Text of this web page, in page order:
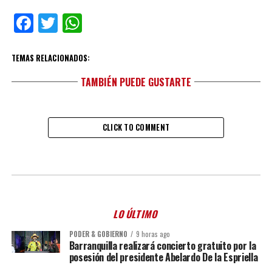
Facebook
TwitterWhatsApp
TEMAS RELACIONADOS:
TAMBIÉN PUEDE GUSTARTE
CLICK TO COMMENT
LO ÚLTIMO
PODER & GOBIERNO 9 horas ago
Barranquilla realizará concierto gratuito por la
posesión del presidente Abelardo De la Espriella